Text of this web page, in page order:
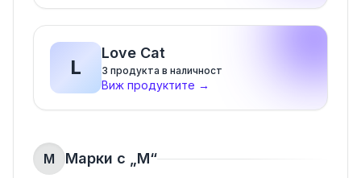
L
Love Cat
3 продукта в наличност
Виж продуктите →
M Марки с „ M“